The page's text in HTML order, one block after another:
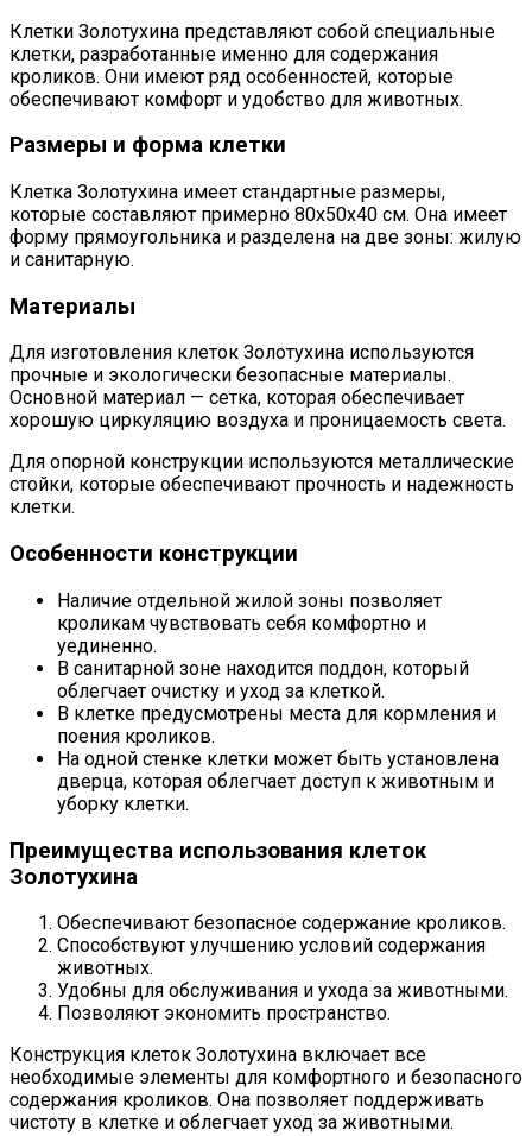
Клетки Золотухина представляют собой специальные
клетки, разработанные именно для содержания
кроликов. Они имеют ряд особенностей, которые
обеспечивают комфорт и удобство для животных.
Размеры и форма клетки
Клетка Золотухина имеет стандартные размеры,
которые составляют примерно 80x50x40 см. Она имеет
форму прямоугольника и разделена на две зоны: жилую
и санитарную.
Материалы
Для изготовления клеток Золотухина используются
прочные и экологически безопасные материалы.
Основной материал — сетка, которая обеспечивает
хорошую циркуляцию воздуха и проницаемость света.
Для опорной конструкции используются металлические
стойки, которые обеспечивают прочность и надежность
клетки.
Особенности конструкции
Наличие отдельной жилой зоны позволяет
кроликам чувствовать себя комфортно и
уединенно.
В санитарной зоне находится поддон, который
облегчает очистку и уход за клеткой.
В клетке предусмотрены места для кормления и
поения кроликов.
На одной стенке клетки может быть установлена
дверца, которая облегчает доступ к животным и
уборку клетки.
Преимущества использования клеток
Золотухина
Обеспечивают безопасное содержание кроликов.
Способствуют улучшению условий содержания
животных.
Удобны для обслуживания и ухода за животными.
Позволяют экономить пространство.
Конструкция клеток Золотухина включает все
необходимые элементы для комфортного и безопасного
содержания кроликов. Она позволяет поддерживать
чистоту в клетке и облегчает уход за животными.